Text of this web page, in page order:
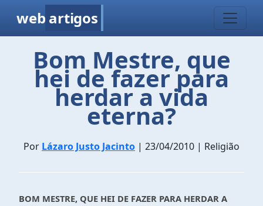
web artigos
Bom Mestre, que
hei de fazer para
herdar a vida
eterna?
Por Lázaro Justo Jacinto | 23/04/2010 | Religião
BOM MESTRE, QUE HEI DE FAZER PARA HERDAR A